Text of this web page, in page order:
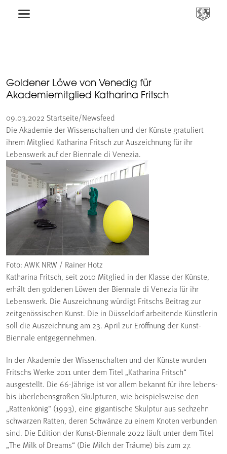
Goldener Löwe von Venedig für
Akademiemitglied Katharina Fritsch
09.03.2022 Startseite/Newsfeed
Die Akademie der Wissenschaften und der Künste gratuliert
ihrem Mitglied Katharina Fritsch zur Auszeichnung für ihr
Lebenswerk auf der Biennale di Venezia.
Foto: AWK NRW / Rainer Hotz
Katharina Fritsch, seit 2010 Mitglied in der Klasse der Künste,
erhält den goldenen Löwen der Biennale di Venezia für ihr
Lebenswerk. Die Auszeichnung würdigt Fritschs Beitrag zur
zeitgenössischen Kunst. Die in Düsseldorf arbeitende Künstlerin
soll die Auszeichnung am 23. April zur Eröffnung der Kunst-
Biennale entgegennehmen.
In der Akademie der Wissenschaften und der Künste wurden
Fritschs Werke 2011 unter dem Titel „Katharina Fritsch“
ausgestellt. Die 66-Jährige ist vor allem bekannt für ihre lebens-
bis überlebensgroßen Skulpturen, wie beispielsweise den
„Rattenkönig“ (1993), eine gigantische Skulptur aus sechzehn
schwarzen Ratten, deren Schwänze zu einem Knoten verbunden
sind. Die Edition der Kunst-Biennale 2022 läuft unter dem Titel
„The Milk of Dreams“ (Die Milch der Träume) bis zum 27.